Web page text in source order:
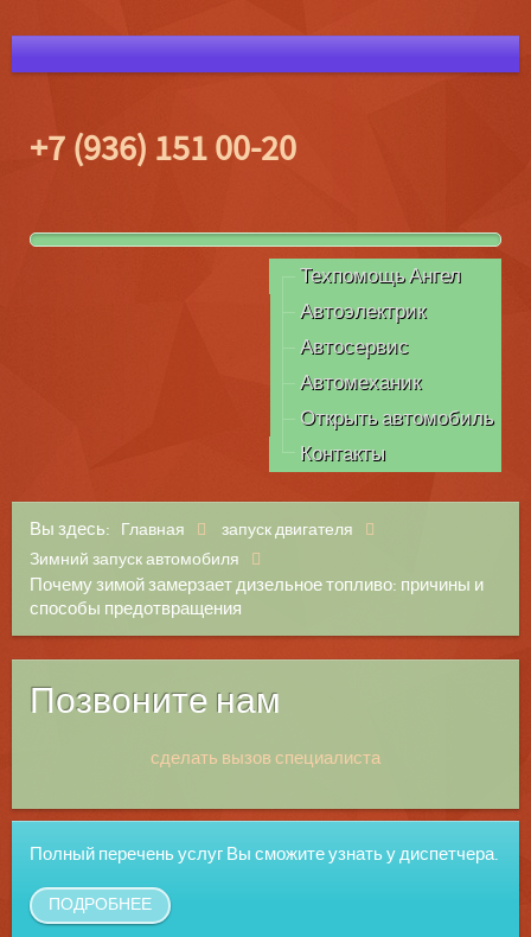
+7 (936) 151 00-20
Техпомощь Ангел
Автоэлектрик
Автосервис
Автомеханик
Открыть автомобиль
Контакты
Вы здесь: Главная
запуск двигателя
Зимний запуск автомобиля
Почему зимой замерзает дизельное топливо: причины и
способы предотвращения
Позвоните нам
сделать вызов специалиста
Полный перечень услуг Вы сможите узнать у диспетчера.
ПОДРОБНЕЕ